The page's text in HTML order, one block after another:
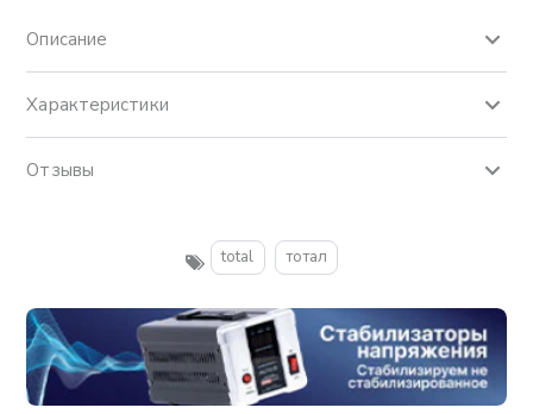
Описание
Характеристики
Отзывы
total тотал